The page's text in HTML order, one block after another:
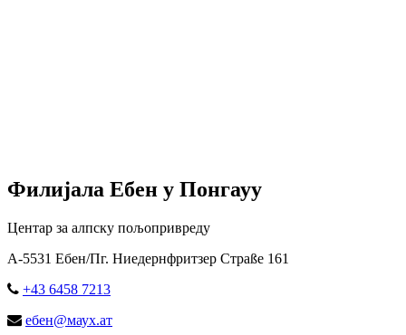
Филијала Ебен у Понгауу
Центар за алпску пољопривреду
А-5531 Ебен/Пг. Ниедернфритзер Страßе 161
+43 6458 7213
ебен@маух.ат